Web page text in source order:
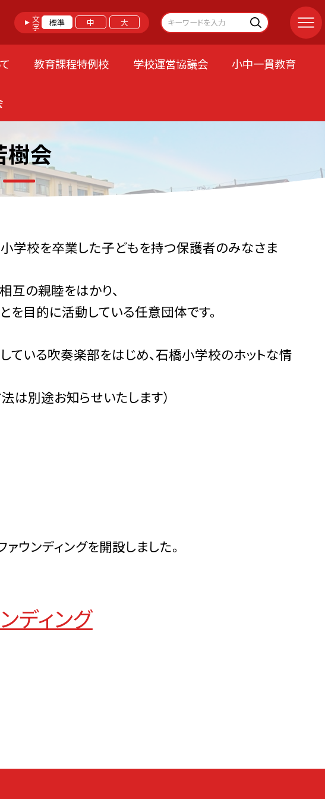
文字 標準 中 大
教育課程特例校 学校運営協議会 小中一貫教育
樹会
学校を卒業した子どもを持つ保護者のみなさま
互の親睦をはかり、
を目的に活動している任意団体です。
ている吹奏楽部をはじめ、石橋小学校のホットな情
は別途お知らせいたします）
ウンディングを開設しました。
ディング